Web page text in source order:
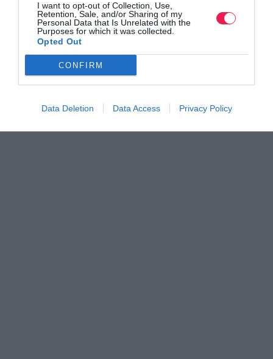
I want to opt-out of Collection, Use,
Retention, Sale, and/or Sharing of my
Personal Data that Is Unrelated with the
Purposes for which it was collected.
Opted Out
CONFIRM
Data Deletion Data Access Privacy Policy